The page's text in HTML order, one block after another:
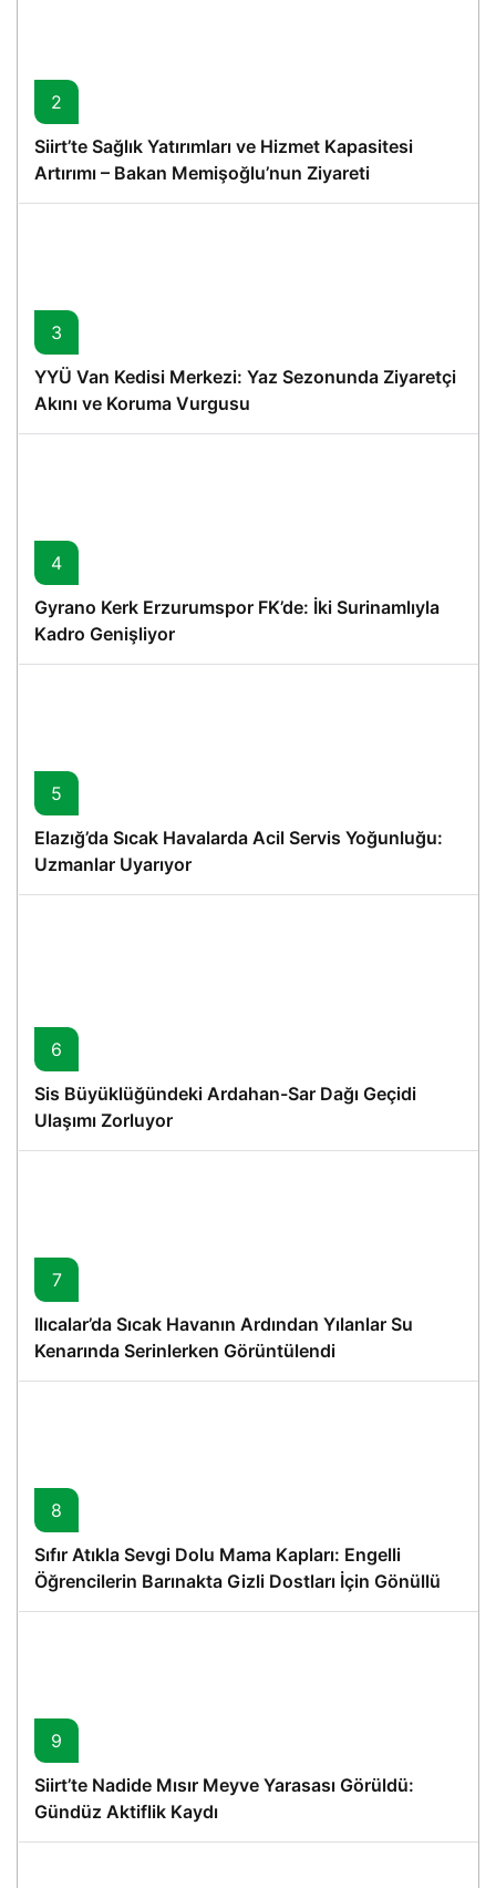
2
Siirt’te Sağlık Yatırımları ve Hizmet Kapasitesi
Artırımı – Bakan Memişoğlu’nun Ziyareti
3
YYÜ Van Kedisi Merkezi: Yaz Sezonunda Ziyaretçi
Akını ve Koruma Vurgusu
4
Gyrano Kerk Erzurumspor FK’de: İki Surinamlıyla
Kadro Genişliyor
5
Elazığ’da Sıcak Havalarda Acil Servis Yoğunluğu:
Uzmanlar Uyarıyor
6
Sis Büyüklüğündeki Ardahan-Sar Dağı Geçidi
Ulaşımı Zorluyor
7
Ilıcalar’da Sıcak Havanın Ardından Yılanlar Su
Kenarında Serinlerken Görüntülendi
8
Sıfır Atıkla Sevgi Dolu Mama Kapları: Engelli
Öğrencilerin Barınakta Gizli Dostları İçin Gönüllü
Proje
9
Siirt’te Nadide Mısır Meyve Yarasası Görüldü:
Gündüz Aktiflik Kaydı